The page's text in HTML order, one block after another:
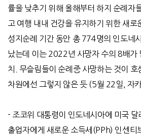
률을 낮추기 위해 올해부터 하지 순례자
고 여행 내내 건강을 유지하기 위한 새로
성지순례 기간 동안 총774명의 인도네
났는데 이는2022 년 사망자 수의 8배가
치
무슬림들이 순례중 사망하는 것이 호
차원에선 그렇지 않은 듯(5월 22일, 자
- 조코위 대통령이 인도네시아에 미국
출업자에게 새로운 소득세(PPh) 인센